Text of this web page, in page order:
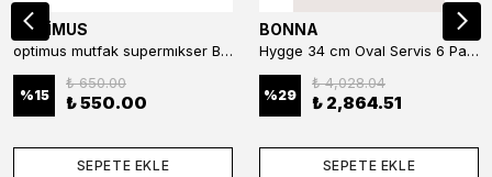
OPTİMUS
optimus mutfak supermıkser Bar Konteyner 6'lı 50×16×9 cm Kapaklı Polikarbon Organizer Bar & Kafe
%15
₺ 650.00
₺ 550.00
SEPETE EKLE
BONNA
Hygge 34 cm Oval Servis 6 Parça
%29
₺ 4,028.04
₺ 2,864.51
SEPETE EKLE